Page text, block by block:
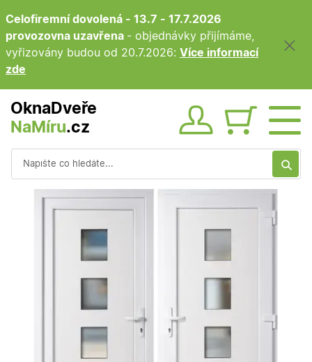
Celofiremní dovolená - 13.7 - 17.7.2026
provozovna uzavřena - objednávky přijímáme,
vyřizovány budou od 20.7.2026: Více informací
zde
OknaDveře
NaMíru.cz Obsah
Vyhledávání